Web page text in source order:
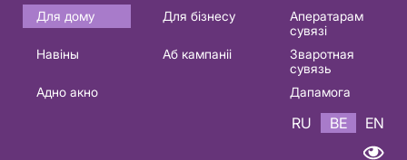
Основная
навигация
Для дому Для бізнесу
Аператарам
сувязі
Навіны
Аб кампаніі
Зваротная
сувязь
Адно акно
Дапамога
RU BE EN